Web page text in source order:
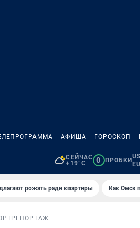
АФИША ГОРОСКОП
СЕЙЧАС
+19°C
0 ПРОБКИ
рожать ради квартиры Как Омск
РЕПОРТАЖ